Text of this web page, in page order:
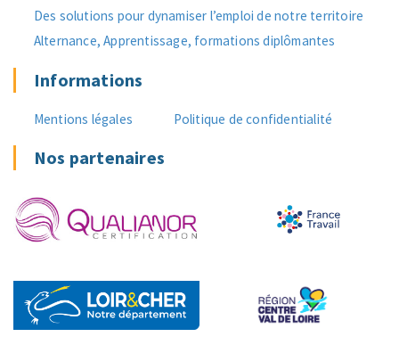
Des solutions pour dynamiser l’emploi de notre territoire
Alternance, Apprentissage, formations diplômantes
Informations
Mentions légales Politique de confidentialité
Nos partenaires